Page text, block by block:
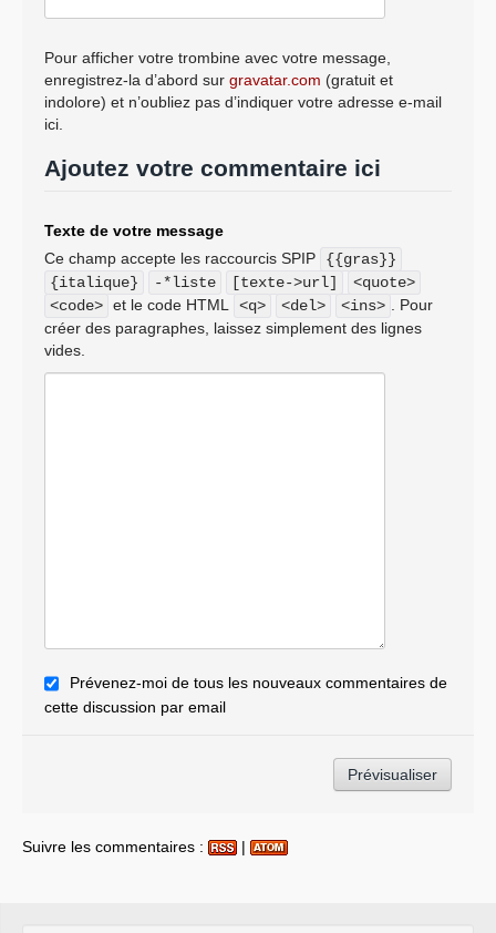
Pour afficher votre trombine avec votre message,
enregistrez-la d’abord sur gravatar.com (gratuit et
indolore) et n’oubliez pas d’indiquer votre adresse e-mail
ici.
Ajoutez votre commentaire ici
Texte de votre message
Ce champ accepte les raccourcis SPIP
{{gras}}
{italique}
-*liste [texte->url]
<quote>
<code> et le code HTML <q> <del> <ins>
. Pour
créer des paragraphes, laissez simplement des lignes
vides.
Prévenez-moi de tous les nouveaux commentaires de
cette discussion par email
Suivre les commentaires : |